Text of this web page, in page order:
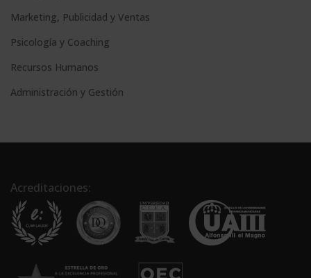
Marketing, Publicidad y Ventas
Psicología y Coaching
Recursos Humanos
Administración y Gestión
Acreditaciones: